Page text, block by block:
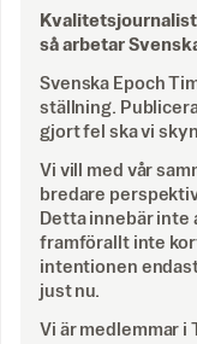
så arbetar
Svenska Epoch
ställning.
gjort fel ska vi
Vi vill med vår
bredare
Detta innebär inte
framförallt inte
intentionen
just nu.
Vi är medlemmar i